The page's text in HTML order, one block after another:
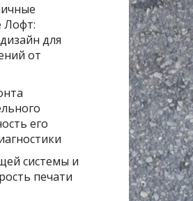
Лофт:
для
от
его
системы и
печати